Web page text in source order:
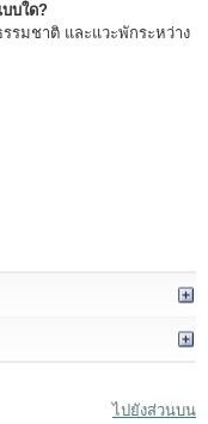
บใด?
รมชาติ และแวะพักระหว่าง
ไปยังส่วนบน